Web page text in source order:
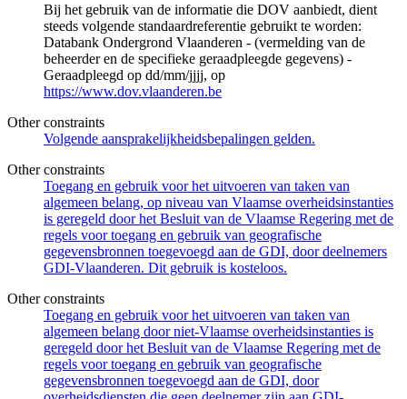
Bij het gebruik van de informatie die DOV aanbiedt, dient
steeds volgende standaardreferentie gebruikt te worden:
Databank Ondergrond Vlaanderen - (vermelding van de
beheerder en de specifieke geraadpleegde gegevens) -
Geraadpleegd op dd/mm/jjjj, op
https://www.dov.vlaanderen.be
Other constraints
Volgende aansprakelijkheidsbepalingen gelden.
Other constraints
Toegang en gebruik voor het uitvoeren van taken van
algemeen belang, op niveau van Vlaamse overheidsinstanties
is geregeld door het Besluit van de Vlaamse Regering met de
regels voor toegang en gebruik van geografische
gegevensbronnen toegevoegd aan de GDI, door deelnemers
GDI-Vlaanderen. Dit gebruik is kosteloos.
Other constraints
Toegang en gebruik voor het uitvoeren van taken van
algemeen belang door niet-Vlaamse overheidsinstanties is
geregeld door het Besluit van de Vlaamse Regering met de
regels voor toegang en gebruik van geografische
gegevensbronnen toegevoegd aan de GDI, door